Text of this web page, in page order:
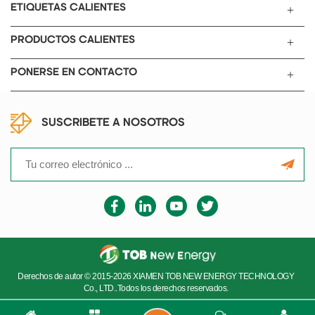
32650 con matriz de
ETIQUETAS CALIENTES
PRODUCTOS CALIENTES
PONERSE EN CONTACTO
SUSCRIBETE A NOSOTROS
Derechos de autor © 2015-2026 XIAMEN TOB NEW ENERGY TECHNOLOGY
Co., LTD..Todos los derechos reservados.